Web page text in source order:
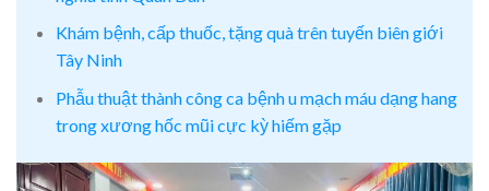
Khám bệnh, cấp thuốc, tặng quà trên tuyến biên giới
Tây Ninh
Phẫu thuật thành công ca bệnh u mạch máu dạng hang
trong xương hốc mũi cực kỳ hiếm gặp